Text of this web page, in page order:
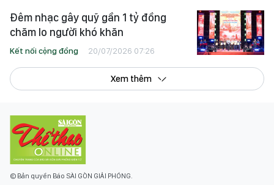
Đêm nhạc gây quỹ gần 1 tỷ đồng
chăm lo người khó khăn
Kết nối cộng đồng 20/07/2026 07:26
Xem thêm
© Bản quyền Báo SÀI GÒN GIẢI PHÓNG.